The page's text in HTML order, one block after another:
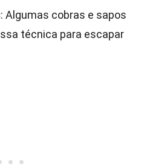
: Algumas cobras e sapos
técnica para escapar